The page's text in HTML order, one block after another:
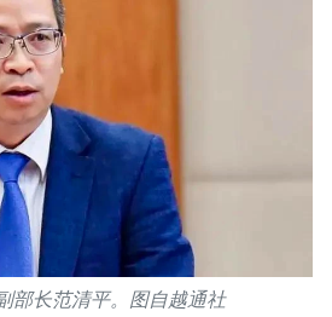
部长范清平。图自越通社